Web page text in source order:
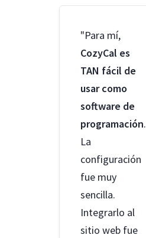
"Para mí,
CozyCal es
TAN fácil de
usar como
software de
programación.
La
configuración
fue muy
sencilla.
Integrarlo al
sitio web fue